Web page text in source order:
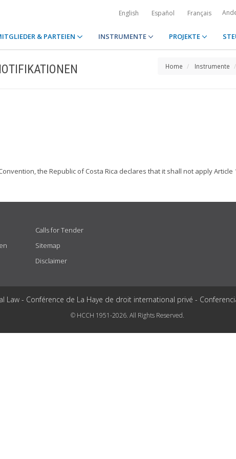
English Español Français
& PARTEIEN INSTRUMENTE PROJEKTE
Home Instrumente
the Republic of Costa Rica declares that it shall not apply
Calls for Tender
Sitemap
Disclaimer
Law - Conférence de La Haye de droit international privé -
© HCCH 1951-2026. All Rights Reserved.